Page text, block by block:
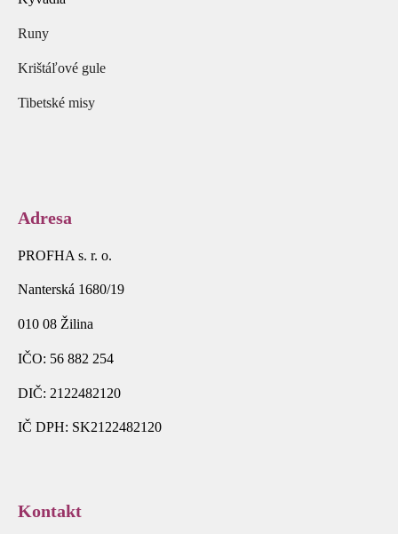
Runy
Krištáľové gule
Tibetské misy
Adresa
PROFHA s. r. o.
Nanterská 1680/19
010 08 Žilina
IČO: 56 882 254
DIČ: 2122482120
IČ DPH: SK2122482120
Kontakt